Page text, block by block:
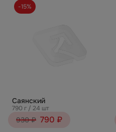
-15%
Саянский
790 г / 24 шт
930 ₽ 790 ₽